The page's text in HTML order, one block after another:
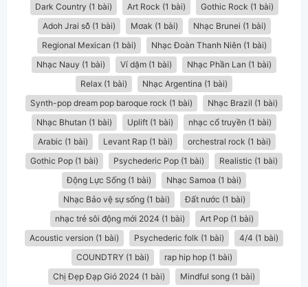
Dark Country (1 bài)
Art Rock (1 bài)
Gothic Rock (1 bài)
Adoh Jrai sô̆ (1 bài)
Mơak (1 bài)
Nhạc Brunei (1 bài)
Regional Mexican (1 bài)
Nhạc Đoàn Thanh Niên (1 bài)
Nhạc Nauy (1 bài)
Ví dặm (1 bài)
Nhạc Phần Lan (1 bài)
Relax (1 bài)
Nhạc Argentina (1 bài)
Synth-pop dream pop baroque rock (1 bài)
Nhạc Brazil (1 bài)
Nhạc Bhutan (1 bài)
Uplift (1 bài)
nhạc cổ truyền (1 bài)
Arabic (1 bài)
Levant Rap (1 bài)
orchestral rock (1 bài)
Gothic Pop (1 bài)
Psychederic Pop (1 bài)
Realistic (1 bài)
Động Lực Sống (1 bài)
Nhạc Samoa (1 bài)
Nhạc Bảo vệ sự sống (1 bài)
Đất nước (1 bài)
nhạc trẻ sôi động mới 2024 (1 bài)
Art Pop (1 bài)
Acoustic version (1 bài)
Psychederic folk (1 bài)
4/4 (1 bài)
COUNDTRY (1 bài)
rap hip hop (1 bài)
Chị Đẹp Đạp Gió 2024 (1 bài)
Mindful song (1 bài)